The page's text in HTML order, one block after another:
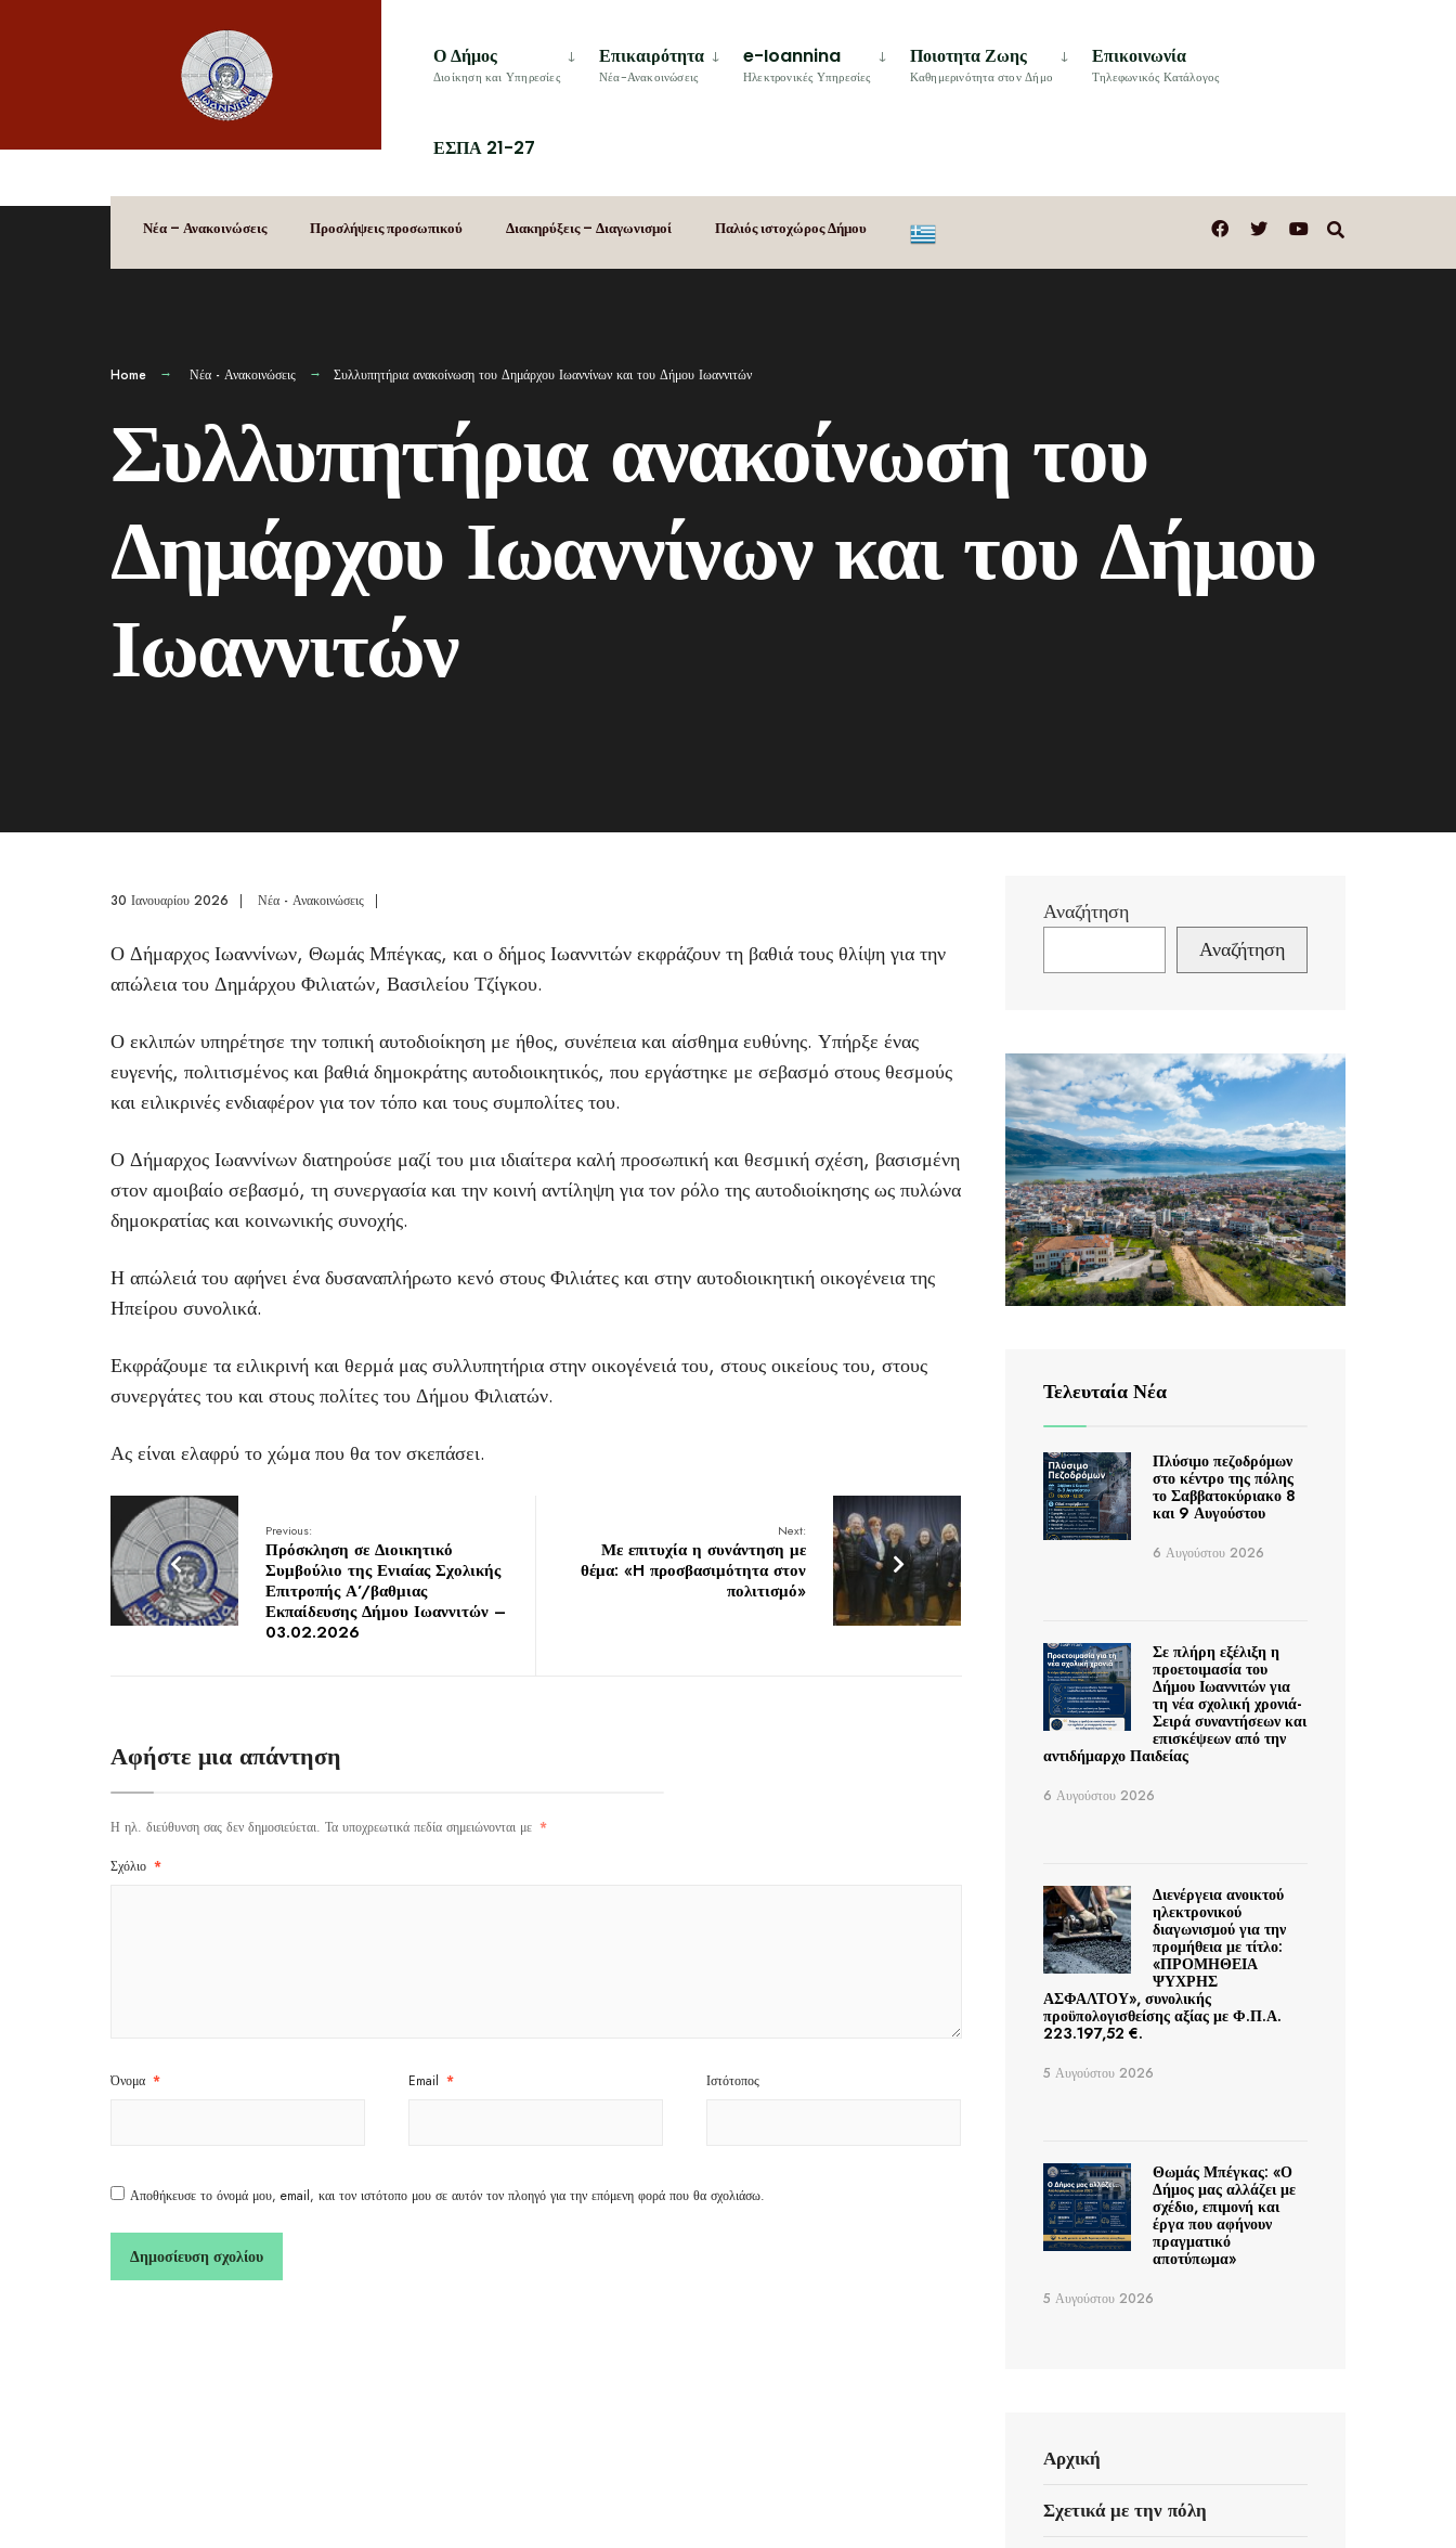
Ο Δήμος
Διοίκηση και Υπηρεσίες
Επικαιρότητα
Νέα-Ανακοινώσεις
e-Ioannina
Ηλεκτρονικές Υπηρεσίες
Ποιοτητα Ζωης
Καθημερινότητα στον Δήμο
Επικοινωνία
Τηλεφωνικός Κατάλογος
ΕΣΠΑ 21-27
Νέα – Ανακοινώσεις Προσλήψεις προσωπικού Διακηρύξεις – Διαγωνισμοί Παλιός ιστοχώρος Δήμου
Home Νέα - Ανακοινώσεις Συλλυπητήρια ανακοίνωση του Δημάρχου Ιωαννίνων και του Δήμου Ιωαννιτών
Συλλυπητήρια ανακοίνωση του
Δημάρχου Ιωαννίνων και του Δήμου
Ιωαννιτών
30 Ιανουαρίου 2026 | Νέα - Ανακοινώσεις |
Ο Δήμαρχος Ιωαννίνων, Θωμάς Μπέγκας, και ο δήμος Ιωαννιτών εκφράζουν τη βαθιά τους θλίψη για την
απώλεια του Δημάρχου Φιλιατών, Βασιλείου Τζίγκου.
Ο εκλιπών υπηρέτησε την τοπική αυτοδιοίκηση με ήθος, συνέπεια και αίσθημα ευθύνης. Υπήρξε ένας
ευγενής, πολιτισμένος και βαθιά δημοκράτης αυτοδιοικητικός, που εργάστηκε με σεβασμό στους θεσμούς
και ειλικρινές ενδιαφέρον για τον τόπο και τους συμπολίτες του.
Ο Δήμαρχος Ιωαννίνων διατηρούσε μαζί του μια ιδιαίτερα καλή προσωπική και θεσμική σχέση, βασισμένη
στον αμοιβαίο σεβασμό, τη συνεργασία και την κοινή αντίληψη για τον ρόλο της αυτοδιοίκησης ως πυλώνα
δημοκρατίας και κοινωνικής συνοχής.
Η απώλειά του αφήνει ένα δυσαναπλήρωτο κενό στους Φιλιάτες και στην αυτοδιοικητική οικογένεια της
Ηπείρου συνολικά.
Εκφράζουμε τα ειλικρινή και θερμά μας συλλυπητήρια στην οικογένειά του, στους οικείους του, στους
συνεργάτες του και στους πολίτες του Δήμου Φιλιατών.
Ας είναι ελαφρύ το χώμα που θα τον σκεπάσει.
Previous:
Πρόσκληση σε Διοικητικό
Συμβούλιο της Ενιαίας Σχολικής
Επιτροπής Α’/βαθμιας
Εκπαίδευσης Δήμου Ιωαννιτών –
03.02.2026
Next:
Με επιτυχία η συνάντηση με
θέμα: «H προσβασιμότητα στον
πολιτισμό»
Αφήστε μια απάντηση
Η ηλ. διεύθυνση σας δεν δημοσιεύεται. Τα υποχρεωτικά πεδία σημειώνονται με *
Σχόλιο *
Όνομα * Email * Ιστότοπος
Αποθήκευσε το όνομά μου, email, και τον ιστότοπο μου σε αυτόν τον πλοηγό για την επόμενη φορά που θα σχολιάσω.
Αναζήτηση
Αναζήτηση
Τελευταία Νέα
Πλύσιμο πεζοδρόμων
στο κέντρο της πόλης
το Σαββατοκύριακο 8
και 9 Αυγούστου
6 Αυγούστου 2026
Σε πλήρη εξέλιξη η
προετοιμασία του
Δήμου Ιωαννιτών για
τη νέα σχολική χρονιά-
Σειρά συναντήσεων και
επισκέψεων από την
αντιδήμαρχο Παιδείας
6 Αυγούστου 2026
Διενέργεια ανοικτού
ηλεκτρονικού
διαγωνισμού για την
προμήθεια με τίτλο:
«ΠΡΟΜΗΘΕΙΑ
ΨΥΧΡΗΣ
ΑΣΦΑΛΤΟΥ», συνολικής
προϋπολογισθείσης αξίας με Φ.Π.Α.
223.197,52 €.
5 Αυγούστου 2026
Θωμάς Μπέγκας: «Ο
Δήμος μας αλλάζει με
σχέδιο, επιμονή και
έργα που αφήνουν
πραγματικό
αποτύπωμα»
5 Αυγούστου 2026
Αρχική
Σχετικά με την πόλη